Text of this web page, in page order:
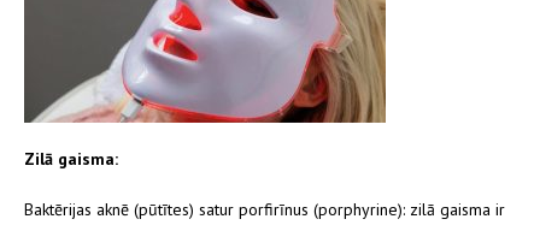
Zilā gaisma:
Baktērijas aknē (pūtītes) satur porfirīnus (porphyrine): zilā gaisma ir